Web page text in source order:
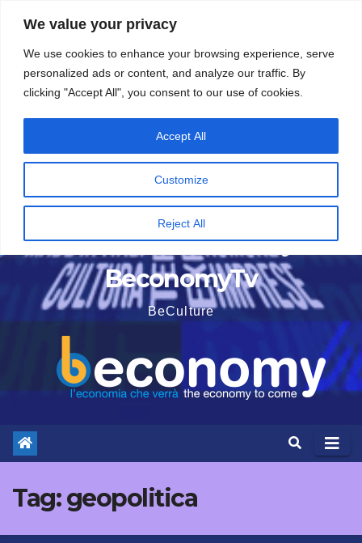
We value your privacy
We use cookies to enhance your browsing experience, serve
personalized ads or content, and analyze our traffic. By
clicking "Accept All", you consent to our use of cookies.
Customize
Reject All
Accept All
contenuto
5 Agosto 2026
BeconomyTv
BeCulture
Tag:geopolitica